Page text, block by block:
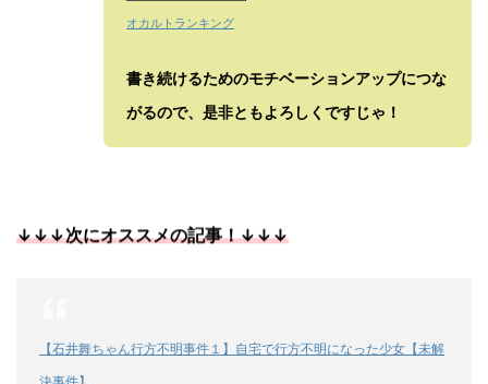
オカルトランキング
書き続けるためのモチベーションアップにつな
がるので、是非ともよろしくですじゃ！
↓↓↓次にオススメの記事！↓↓↓
【石井舞ちゃん行方不明事件１】自宅で行方不明になった少女【未解